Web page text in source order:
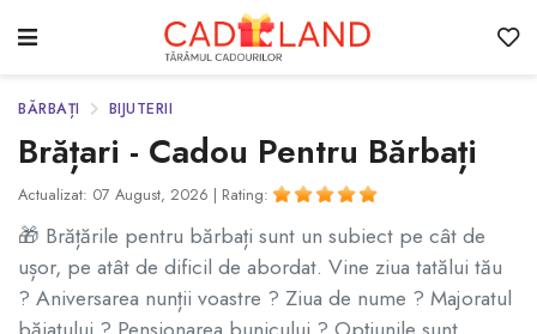
BĂRBAȚI BIJUTERII
Brățari - Cadou Pentru Bărbați
Actualizat: 07 August, 2026 | Rating:
🎁 Brățările pentru bărbați sunt un subiect pe cât de
ușor, pe atât de dificil de abordat. Vine ziua tatălui tău
? Aniversarea nunții voastre ? Ziua de nume ? Majoratul